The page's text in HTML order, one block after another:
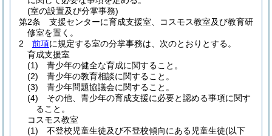
(室の設置及び分掌事務)
第2条
支援センターに育成支援室、コスモス教室及び教育研
修室を置く。
2
前項に規定する室の分掌事務は、次のとおりとする。
育成支援室
(1) 青少年の健全な育成に関すること。
(2) 青少年の教育相談に関すること。
(3) 青少年問題協議会に関すること。
(4) その他、青少年の育成支援に必要と認める事項に関す
ること。
コスモス教室
(1) 不登校児童生徒及び不登校傾向にある児童生徒(以下